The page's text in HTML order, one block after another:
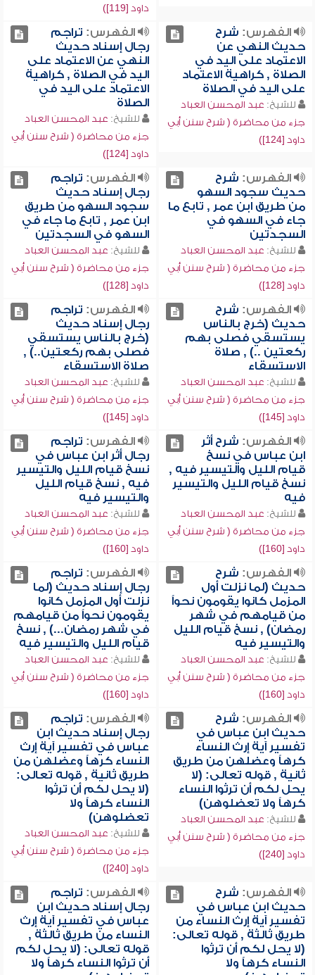
داود [119])
الفهرس: شرح
حديث النهي عن
الاعتماد على اليد في
الصلاة , كراهية الاعتماد
على اليد في الصلاة
للشيخ: عبد المحسن العباد
جزء من محاضرة ( شرح سنن أبي
داود [124])
الفهرس: تراجم
رجال إسناد حديث
النهي عن الاعتماد على
اليد في الصلاة , كراهية
الاعتماد على اليد في
الصلاة
للشيخ: عبد المحسن العباد
جزء من محاضرة ( شرح سنن أبي
داود [124])
الفهرس: شرح
حديث سجود السهو
من طريق ابن عمر , تابع ما
جاء في السهو في
السجدتين
للشيخ: عبد المحسن العباد
جزء من محاضرة ( شرح سنن أبي
داود [128])
الفهرس: تراجم
رجال إسناد حديث
سجود السهو من طريق
ابن عمر , تابع ما جاء في
السهو في السجدتين
للشيخ: عبد المحسن العباد
جزء من محاضرة ( شرح سنن أبي
داود [128])
الفهرس: شرح
حديث (خرج بالناس
يستسقي فصلى بهم
ركعتين ..) , صلاة
الاستسقاء
للشيخ: عبد المحسن العباد
جزء من محاضرة ( شرح سنن أبي
داود [145])
الفهرس: تراجم
رجال إسناد حديث
(خرج بالناس يستسقي
فصلى بهم ركعتين..) ,
صلاة الاستسقاء
للشيخ: عبد المحسن العباد
جزء من محاضرة ( شرح سنن أبي
داود [145])
الفهرس: شرح أثر
ابن عباس في نسخ
قيام الليل والتيسير فيه ,
نسخ قيام الليل والتيسير
فيه
للشيخ: عبد المحسن العباد
جزء من محاضرة ( شرح سنن أبي
داود [160])
الفهرس: تراجم
رجال أثر ابن عباس في
نسخ قيام الليل والتيسير
فيه , نسخ قيام الليل
والتيسير فيه
للشيخ: عبد المحسن العباد
جزء من محاضرة ( شرح سنن أبي
داود [160])
الفهرس: شرح
حديث (لما نزلت أول
المزمل كانوا يقومون نحواً
من قيامهم في شهر
رمضان) , نسخ قيام الليل
والتيسير فيه
للشيخ: عبد المحسن العباد
جزء من محاضرة ( شرح سنن أبي
داود [160])
الفهرس: تراجم
رجال إسناد حديث (لما
نزلت أول المزمل كانوا
يقومون نحواً من قيامهم
في شهر رمضان...) , نسخ
قيام الليل والتيسير فيه
للشيخ: عبد المحسن العباد
جزء من محاضرة ( شرح سنن أبي
داود [160])
الفهرس: شرح
حديث ابن عباس في
تفسير آية إرث النساء
كرهاً وعضلهن من طريق
ثانية , قوله تعالى: (لا
يحل لكم أن ترثوا النساء
كرهاً ولا تعضلوهن)
للشيخ: عبد المحسن العباد
جزء من محاضرة ( شرح سنن أبي
داود [240])
الفهرس: تراجم
رجال إسناد حديث ابن
عباس في تفسير آية إرث
النساء كرهاً وعضلهن من
طريق ثانية , قوله تعالى:
(لا يحل لكم أن ترثوا
النساء كرهاً ولا
تعضلوهن)
للشيخ: عبد المحسن العباد
جزء من محاضرة ( شرح سنن أبي
داود [240])
الفهرس: شرح
حديث ابن عباس في
تفسير آية إرث النساء من
طريق ثالثة , قوله تعالى:
(لا يحل لكم أن ترثوا
النساء كرهاً ولا
الفهرس: تراجم
رجال إسناد حديث ابن
عباس في تفسير آية إرث
النساء من طريق ثالثة ,
قوله تعالى: (لا يحل لكم
أن ترثوا النساء كرهاً ولا